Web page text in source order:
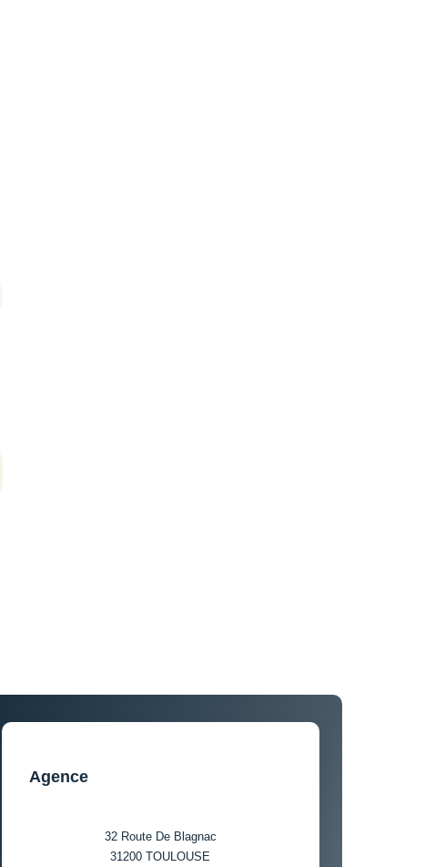
Agence
32 Route De Blagnac
31200TOULOUSE